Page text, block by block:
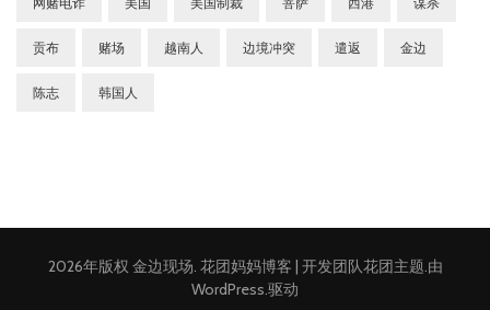
贡布 赌场 越南人 边境冲突 遣返 金边
陈志 韩国人
2026年版权 金边现场. 花团妈妈博客 | 开发团队花团主题.由
WordPress.驱动